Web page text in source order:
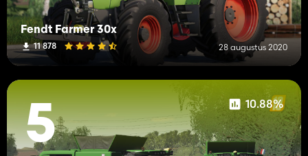
Fendt Farmer 30x
11 878 28 augustus 2020
5 10.88%